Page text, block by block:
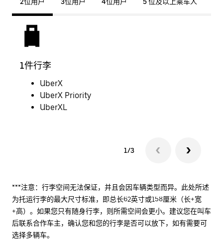
1件行李
UberX
UberX Priority
UberXL
1/3
***注意：行李空间无法保证，并且会因车辆类型而异。此处所述
为托运行李的最大尺寸标准，即总长62英寸或158厘米（长+宽
+高）。如果您只有随身行李，则所需空间会更小。建议您在叫车
后联系合作车主，确认您和您的行李是否可以放下，如有需要可
选择多辆车。